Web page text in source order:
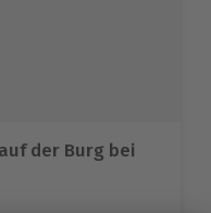
der Burg bei